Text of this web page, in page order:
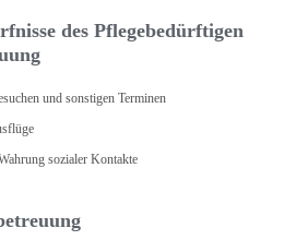
des Pflegebedürftigen
und sonstigen Terminen
sozialer Kontakte